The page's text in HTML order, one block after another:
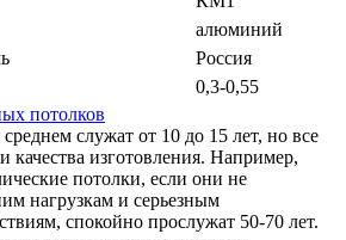
алюминий
Россия
0,3-0,55
потолков
служат от 10 до 15 лет, но все
качества изготовления. Например,
потолки, если они не
нагрузкам и серьезным
спокойно прослужат 50-70 лет.